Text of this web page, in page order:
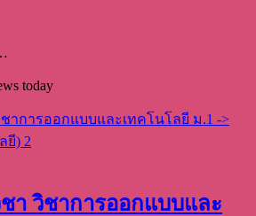
today
า วิชาการออกแบบและ